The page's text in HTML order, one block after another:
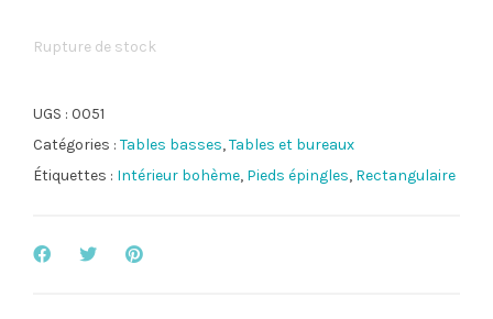
Rupture de stock
UGS : 0051
Catégories : Tables basses,Tables et bureaux
Étiquettes : Intérieur bohème, Pieds épingles, Rectangulaire